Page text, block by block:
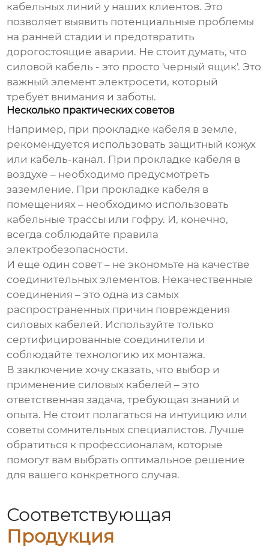
кабельных линий у наших клиентов. Это
позволяет выявить потенциальные проблемы
на ранней стадии и предотвратить
дорогостоящие аварии. Не стоит думать, что
силовой кабель - это просто 'черный ящик'. Это
важный элемент электросети, который
требует внимания и заботы.
Несколько практических советов
Например, при прокладке кабеля в земле,
рекомендуется использовать защитный кожух
или кабель-канал. При прокладке кабеля в
воздухе – необходимо предусмотреть
заземление. При прокладке кабеля в
помещениях – необходимо использовать
кабельные трассы или гофру. И, конечно,
всегда соблюдайте правила
электробезопасности.
И еще один совет – не экономьте на качестве
соединительных элементов. Некачественные
соединения – это одна из самых
распространенных причин повреждения
силовых кабелей. Используйте только
сертифицированные соединители и
соблюдайте технологию их монтажа.
В заключение хочу сказать, что выбор и
применение силовых кабелей – это
ответственная задача, требующая знаний и
опыта. Не стоит полагаться на интуицию или
советы сомнительных специалистов. Лучше
обратиться к профессионалам, которые
помогут вам выбрать оптимальное решение
для вашего конкретного случая.
Соответствующая
Продукция